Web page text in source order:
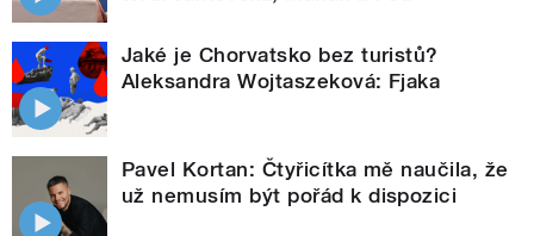
Jaké je Chorvatsko bez turistů?
Aleksandra Wojtaszeková: Fjaka
Pavel Kortan: Čtyřicítka mě naučila, že
už nemusím být pořád k dispozici